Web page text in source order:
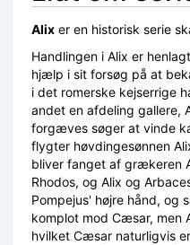
Alix er en historisk serie
Handlingen i Alix er
hjælp i sit forsøg på at
i det romerske kejserrige
andet en afdeling gallere,
forgæves søger at vinde
flygter høvdingesønnen
bliver fanget af grækeren
Rhodos, og Alix og
Pompejus' højre hånd, og
komplot mod Cæsar, men
hvilket Cæsar naturligvis